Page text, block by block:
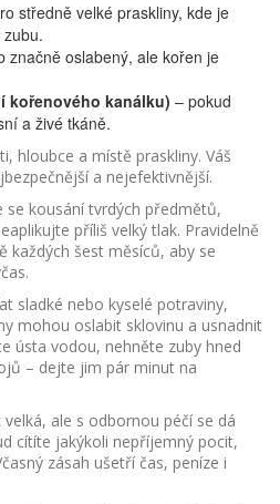
středně velké praskliny, kde je
značně oslabený, ale kořen je
kořenového kanálku) – pokud
a živé tkáně.
hloubce a místě praskliny. Váš
a nejefektivnější.
se kousání tvrdých předmětů,
příliš velký tlak. Pravidelně
každých šest měsíců, aby se
sladké nebo kyselé potraviny,
mohou oslabit sklovinu a usnadnit
ústa vodou, nehněte zuby hned
– dejte jim pár minut na
ale s odbornou péčí se dá
cítíte jakýkoli nepříjemný pocit,
zásah ušetří čas, peníze i